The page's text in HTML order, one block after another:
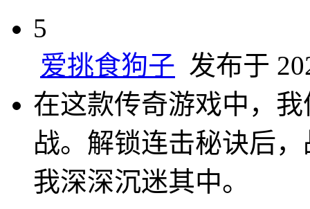
5
爱挑食狗子 发布于
在这款传奇游戏中，
战。解锁连击秘诀后
我深深沉迷其中。